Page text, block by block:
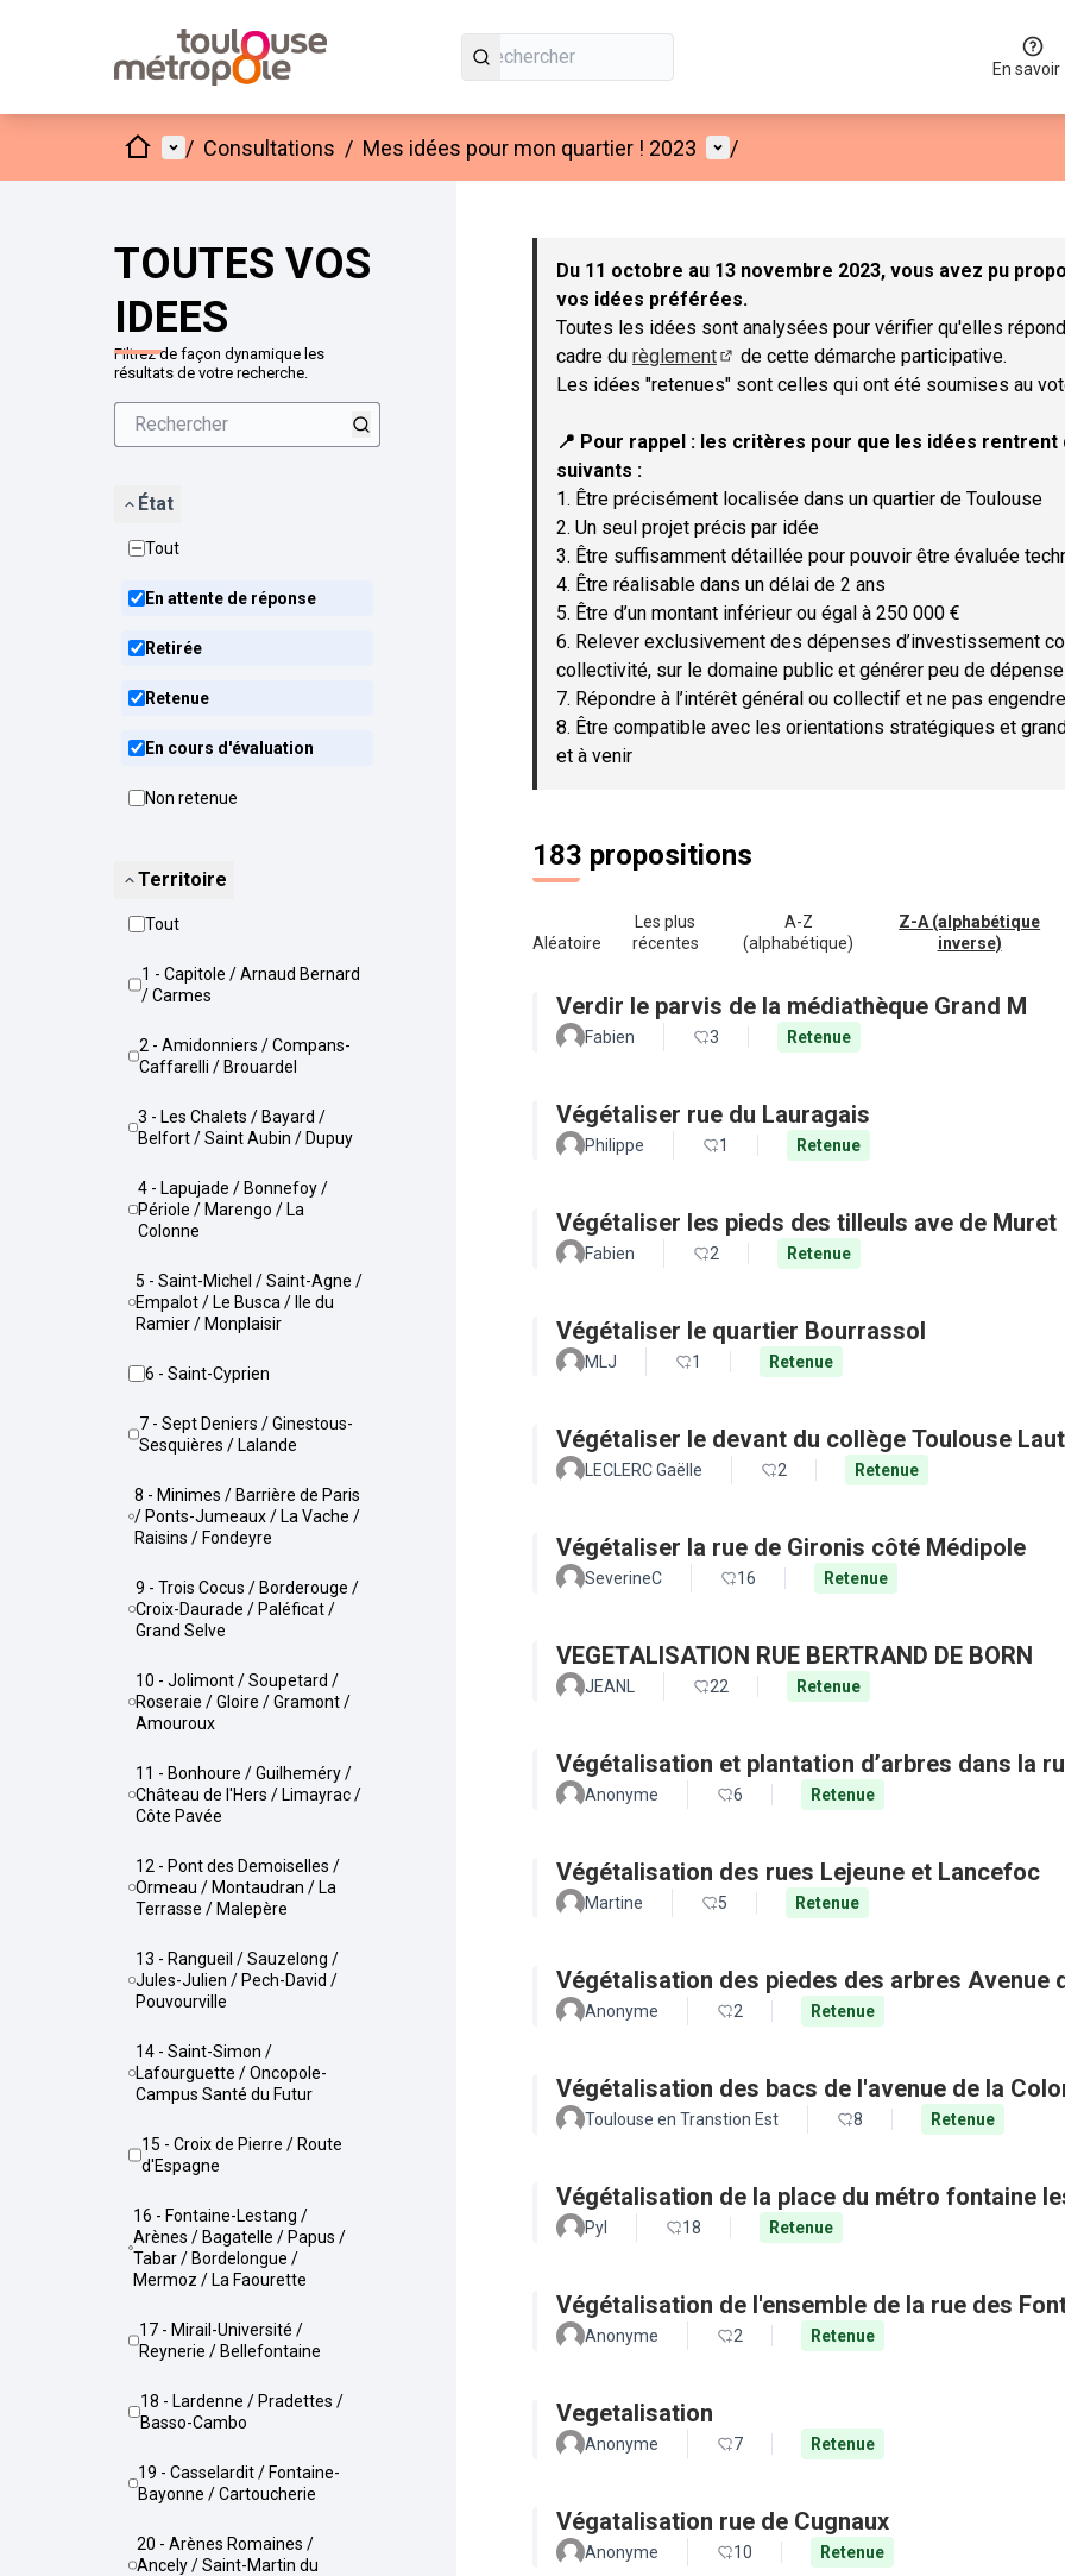
En savoir
AccueilMenu principal
/ Consultations / Mes idées pour mon quartier ! 2023 Menu utilisateur
/
TOUTES VOS
IDEES
Filtrez de façon dynamique les
résultats de votre recherche.
État
Tout
En attente de réponse
Retirée
Retenue
En cours d'évaluation
Non retenue
Territoire
Tout
1 - Capitole / Arnaud Bernard
/ Carmes
2 - Amidonniers / Compans-
Caffarelli / Brouardel
3 - Les Chalets / Bayard /
Belfort / Saint Aubin / Dupuy
4 - Lapujade / Bonnefoy /
Périole / Marengo / La
Colonne
5 - Saint-Michel / Saint-Agne /
Empalot / Le Busca / Ile du
Ramier / Monplaisir
6 - Saint-Cyprien
7 - Sept Deniers / Ginestous-
Sesquières / Lalande
8 - Minimes / Barrière de Paris
/ Ponts-Jumeaux / La Vache /
Raisins / Fondeyre
9 - Trois Cocus / Borderouge /
Croix-Daurade / Paléficat /
Grand Selve
10 - Jolimont / Soupetard /
Roseraie / Gloire / Gramont /
Amouroux
11 - Bonhoure / Guilheméry /
Château de l'Hers / Limayrac /
Côte Pavée
12 - Pont des Demoiselles /
Ormeau / Montaudran / La
Terrasse / Malepère
13 - Rangueil / Sauzelong /
Jules-Julien / Pech-David /
Pouvourville
14 - Saint-Simon /
Lafourguette / Oncopole-
Campus Santé du Futur
15 - Croix de Pierre / Route
d'Espagne
16 - Fontaine-Lestang /
Arènes / Bagatelle / Papus /
Tabar / Bordelongue /
Mermoz / La Faourette
17 - Mirail-Université /
Reynerie / Bellefontaine
18 - Lardenne / Pradettes /
Basso-Cambo
19 - Casselardit / Fontaine-
Bayonne / Cartoucherie
20 - Arènes Romaines /
Ancely / Saint-Martin du
Passer la carte
Du 11 octobre au 13 novembre 2023, vous avez pu
vos idées préférées.
Toutes les idées sont analysées pour vérifier qu'elles
cadre du règlement
(Lien externe)
de cette démarche participative.
Les idées "retenues" sont celles qui ont été soumises au
📍 Pour rappel : les critères pour que les idées
suivants :
1. Être précisément localisée dans un quartier de Toulouse
2. Un seul projet précis par idée
3. Être suffisamment détaillée pour pouvoir être évaluée
4. Être réalisable dans un délai de 2 ans
5. Être d’un montant inférieur ou égal à 250 000 €
6. Relever exclusivement des dépenses d’investissement
collectivité, sur le domaine public et générer peu de
7. Répondre à l’intérêt général ou collectif et ne pas
8. Être compatible avec les orientations stratégiques et
et à venir
183 propositions
Aléatoire
Les plus
récentes
A-Z
(alphabétique)
Z-A (alphabétique
inverse)
Verdir le parvis de la médiathèque Grand M
Fabien 3 Retenue
Végétaliser rue du Lauragais
Philippe 1 Retenue
Végétaliser les pieds des tilleuls ave de Muret
Fabien 2 Retenue
Végétaliser le quartier Bourrassol
MLJ 1 Retenue
Végétaliser le devant du collège Toulouse
LECLERC Gaëlle 2 Retenue
Végétaliser la rue de Gironis côté Médipole
SeverineC 16 Retenue
VEGETALISATION RUE BERTRAND DE BORN
JEANL 22 Retenue
Végétalisation et plantation d’arbres dans la
Anonyme 6 Retenue
Végétalisation des rues Lejeune et Lancefoc
Martine 5 Retenue
Végétalisation des piedes des arbres Avenue
Anonyme 2 Retenue
Végétalisation des bacs de l'avenue de la
Toulouse en Transtion Est 8 Retenue
Végétalisation de la place du métro fontaine
Pyl 18 Retenue
Végétalisation de l'ensemble de la rue des
Anonyme 2 Retenue
Vegetalisation
Anonyme 7 Retenue
Végatalisation rue de Cugnaux
Anonyme 10 Retenue